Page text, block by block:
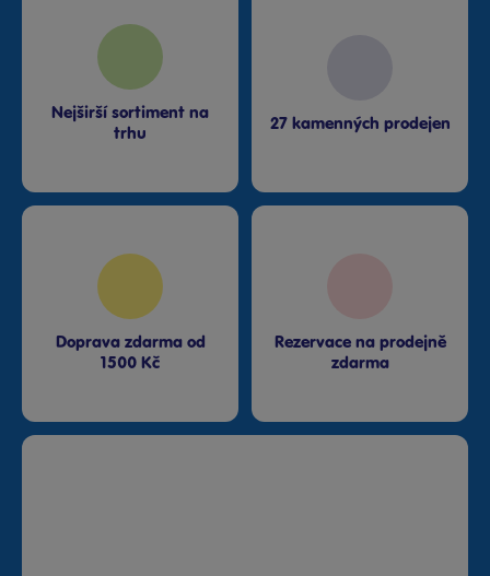
Nejširší sortiment na
trhu
27 kamenných prodejen
Doprava zdarma od
1500 Kč
Rezervace na prodejně
zdarma